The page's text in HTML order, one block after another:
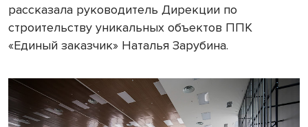
рассказала руководитель Дирекции по
строительству уникальных объектов ППК
«Единый заказчик» Наталья Зарубина.